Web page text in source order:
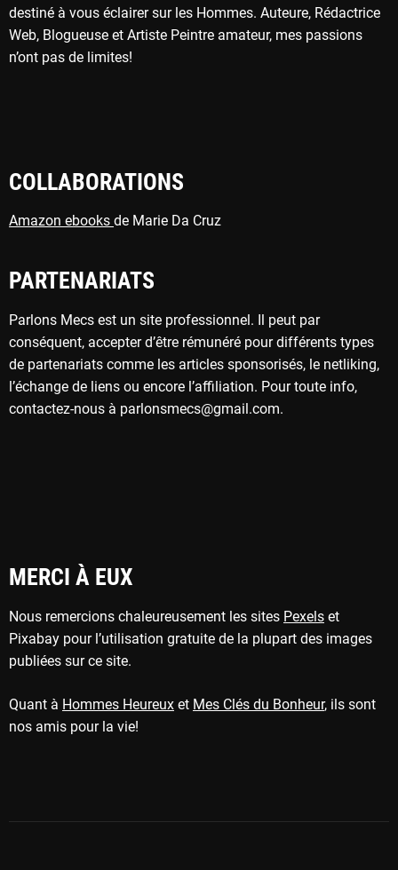
destiné à vous éclairer sur les Hommes. Auteure, Rédactrice
Web, Blogueuse et Artiste Peintre amateur, mes passions
n’ont pas de limites!
COLLABORATIONS
Amazon ebooks de Marie Da Cruz
PARTENARIATS
Parlons Mecs est un site professionnel. Il peut par
conséquent, accepter d’être rémunéré pour différents types
de partenariats comme les articles sponsorisés, le netliking,
l’échange de liens ou encore l’affiliation. Pour toute info,
contactez-nous à parlonsmecs@gmail.com.
MERCI À EUX
Nous remercions chaleureusement les sites Pexels et
Pixabay pour l’utilisation gratuite de la plupart des images
publiées sur ce site.
Quant à Hommes Heureux et Mes Clés du Bonheur, ils sont
nos amis pour la vie!